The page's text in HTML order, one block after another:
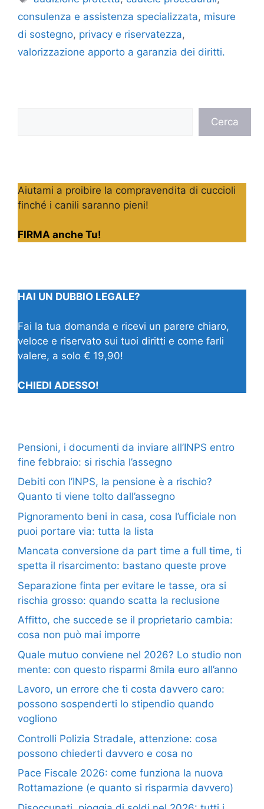
consulenza e assistenza specializzata, misure
di sostegno, privacy e riservatezza,
valorizzazione apporto a garanzia dei diritti.
Cerca
Aiutami a proibire la compravendita di cuccioli
finché i canili saranno pieni!
FIRMA anche Tu!
HAI UN DUBBIO LEGALE?
Fai la tua domanda e ricevi un parere chiaro,
veloce e riservato sui tuoi diritti e come farli
valere, a solo € 19,90!
CHIEDI ADESSO!
Pensioni, i documenti da inviare all’INPS entro
fine febbraio: si rischia l’assegno
Debiti con l’INPS, la pensione è a rischio?
Quanto ti viene tolto dall’assegno
Pignoramento beni in casa, cosa l’ufficiale non
puoi portare via: tutta la lista
Mancata conversione da part time a full time, ti
spetta il risarcimento: bastano queste prove
Separazione finta per evitare le tasse, ora si
rischia grosso: quando scatta la reclusione
Affitto, che succede se il proprietario cambia:
cosa non può mai imporre
Quale mutuo conviene nel 2026? Lo studio non
mente: con questo risparmi 8mila euro all’anno
Lavoro, un errore che ti costa davvero caro:
possono sospenderti lo stipendio quando
vogliono
Controlli Polizia Stradale, attenzione: cosa
possono chiederti davvero e cosa no
Pace Fiscale 2026: come funziona la nuova
Rottamazione (e quanto si risparmia davvero)